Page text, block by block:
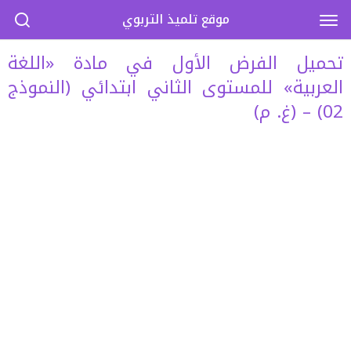
تحميل الفرض الأول في مادة «اللغة
العربية» للمستوى الثاني ابتدائي (النموذج
02) – (غ. م)
موقع تلميذ التربوي